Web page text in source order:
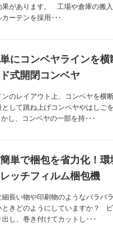
果があります。 工場や倉庫の搬
ーテンを採用･･･
にコンベヤラインを
式開閉コンベヤ
ンのレイアウト上、コンベヤを横
として跳ね上げコンベヤやはしご
し、コンベヤの一部を持･･･
単で梱包を省力化！
ッチフィルム梱包機
細長い物や印刷物のようなバラバ
ときどのようにしていますか？ ビ
し、巻き付けてカットし･･･